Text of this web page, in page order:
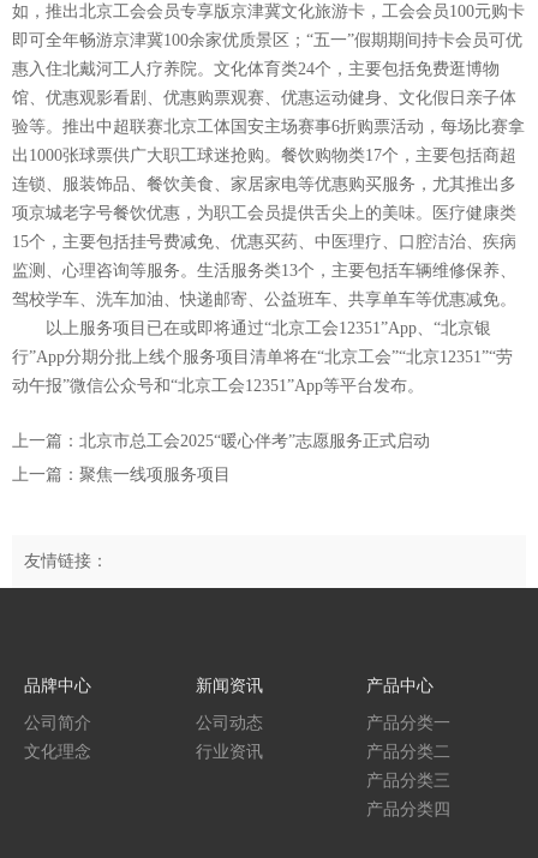
如，推出北京工会会员专享版京津冀文化旅游卡，工会会员100元购卡
即可全年畅游京津冀100余家优质景区；“五一”假期期间持卡会员可优
惠入住北戴河工人疗养院。文化体育类24个，主要包括免费逛博物
馆、优惠观影看剧、优惠购票观赛、优惠运动健身、文化假日亲子体
验等。推出中超联赛北京工体国安主场赛事6折购票活动，每场比赛拿
出1000张球票供广大职工球迷抢购。餐饮购物类17个，主要包括商超
连锁、服装饰品、餐饮美食、家居家电等优惠购买服务，尤其推出多
项京城老字号餐饮优惠，为职工会员提供舌尖上的美味。医疗健康类
15个，主要包括挂号费减免、优惠买药、中医理疗、口腔洁治、疾病
监测、心理咨询等服务。生活服务类13个，主要包括车辆维修保养、
驾校学车、洗车加油、快递邮寄、公益班车、共享单车等优惠减免。
以上服务项目已在或即将通过“北京工会12351”App、“北京银
行”App分期分批上线个服务项目清单将在“北京工会”“北京12351”“劳
动午报”微信公众号和“北京工会12351”App等平台发布。
上一篇：北京市总工会2025“暖心伴考”志愿服务正式启动
上一篇：聚焦一线项服务项目
友情链接：
品牌中心
公司简介
文化理念
新闻资讯
公司动态
行业资讯
产品中心
产品分类一
产品分类二
产品分类三
产品分类四